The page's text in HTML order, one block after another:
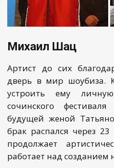
Михаил Шац
Артист до сих
дверь в мир шоубиза.
устроить ему
сочинского
будущей женой
брак распался через
продолжает
работает над созданием